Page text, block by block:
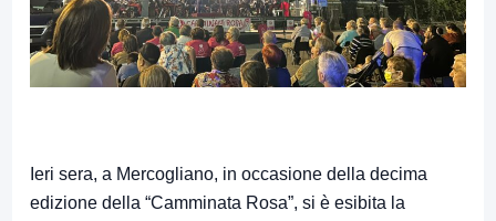
Ieri sera, a Mercogliano, in occasione della decima
edizione della “Camminata Rosa”, si è esibita la